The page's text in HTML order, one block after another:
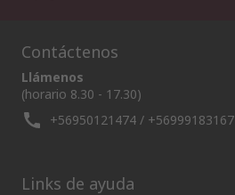
Contáctenos
Llámenos
(horario 8.30 - 17.30)
+56950121474 / +56999183167
Links de ayuda